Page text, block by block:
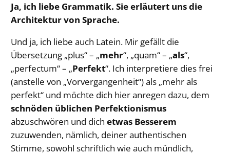
Ja, ich liebe Grammatik. Sie erläutert uns die
Architektur von Sprache.
Und ja, ich liebe auch Latein. Mir gefällt die
Übersetzung „plus“ – „mehr“, „quam“ – „als“,
„perfectum“ – „Perfekt“. Ich interpretiere dies frei
(anstelle von „Vorvergangenheit“) als „mehr als
perfekt“ und möchte dich hier anregen dazu, dem
schnöden üblichen Perfektionismus
abzuschwören und dichetwas Besserem
zuzuwenden, nämlich, deiner authentischen
Stimme, sowohl schriftlich wie auch mündlich,